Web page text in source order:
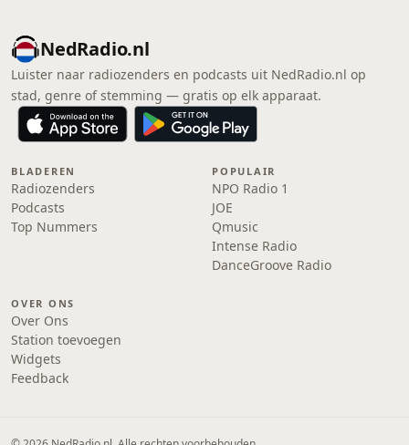
NedRadio.nl
Luister naar radiozenders en podcasts uit NedRadio.nl op
stad, genre of stemming — gratis op elk apparaat.
BLADEREN
Radiozenders
Podcasts
Top Nummers
POPULAIR
NPO Radio 1
JOE
Qmusic
Intense Radio
DanceGroove Radio
OVER ONS
Over Ons
Station toevoegen
Widgets
Feedback